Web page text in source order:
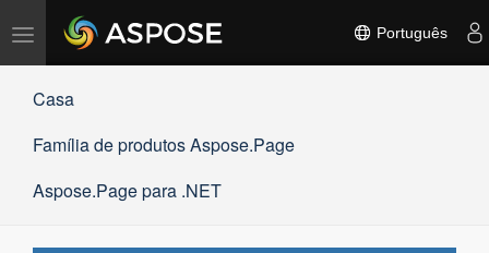
Alternar
navegação
Português
Casa
Família de produtos Aspose.Page
Aspose.Page para .NET